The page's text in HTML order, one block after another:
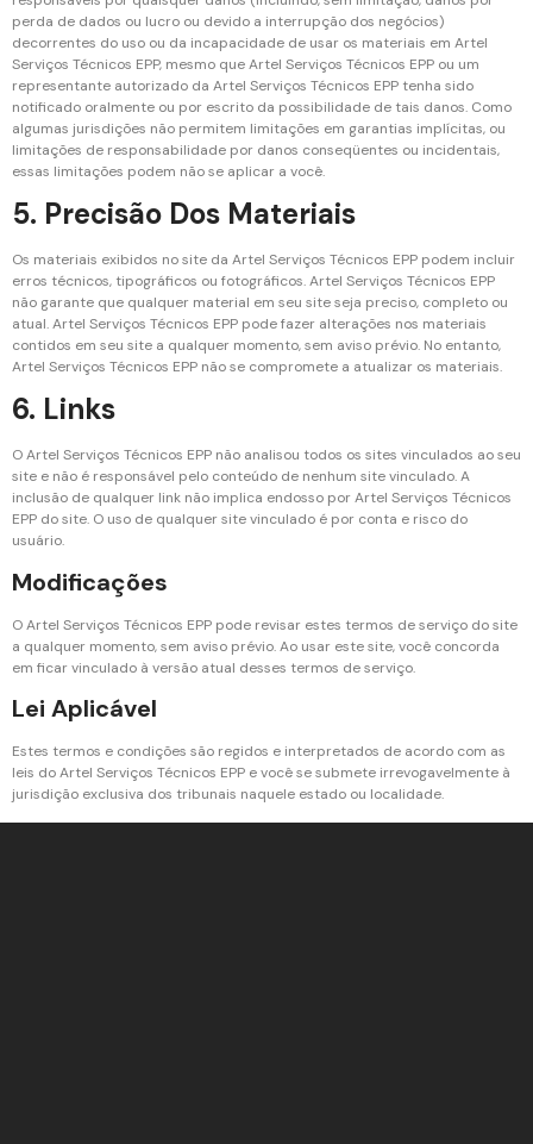
perda de dados ou lucro ou devido a interrupção dos negócios)
decorrentes do uso ou da incapacidade de usar os materiais em Artel
Serviços Técnicos EPP, mesmo que Artel Serviços Técnicos EPP ou um
representante autorizado da Artel Serviços Técnicos EPP tenha sido
notificado oralmente ou por escrito da possibilidade de tais danos. Como
algumas jurisdições não permitem limitações em garantias implícitas, ou
limitações de responsabilidade por danos conseqüentes ou incidentais,
essas limitações podem não se aplicar a você.
5. Precisão Dos Materiais
Os materiais exibidos no site da Artel Serviços Técnicos EPP podem incluir
erros técnicos, tipográficos ou fotográficos. Artel Serviços Técnicos EPP
não garante que qualquer material em seu site seja preciso, completo ou
atual. Artel Serviços Técnicos EPP pode fazer alterações nos materiais
contidos em seu site a qualquer momento, sem aviso prévio. No entanto,
Artel Serviços Técnicos EPP não se compromete a atualizar os materiais.
6. Links
O Artel Serviços Técnicos EPP não analisou todos os sites vinculados ao seu
site e não é responsável pelo conteúdo de nenhum site vinculado. A
inclusão de qualquer link não implica endosso por Artel Serviços Técnicos
EPP do site. O uso de qualquer site vinculado é por conta e risco do
usuário.
Modificações
O Artel Serviços Técnicos EPP pode revisar estes termos de serviço do site
a qualquer momento, sem aviso prévio. Ao usar este site, você concorda
em ficar vinculado à versão atual desses termos de serviço.
Lei Aplicável
Estes termos e condições são regidos e interpretados de acordo com as
leis do Artel Serviços Técnicos EPP e você se submete irrevogavelmente à
jurisdição exclusiva dos tribunais naquele estado ou localidade.